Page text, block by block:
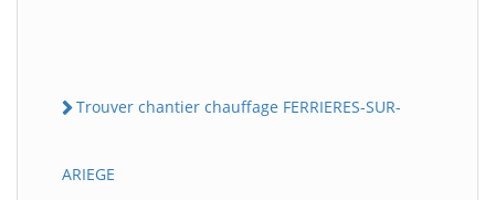
Trouver chantier chauffage FERRIERES-SUR-
ARIEGE